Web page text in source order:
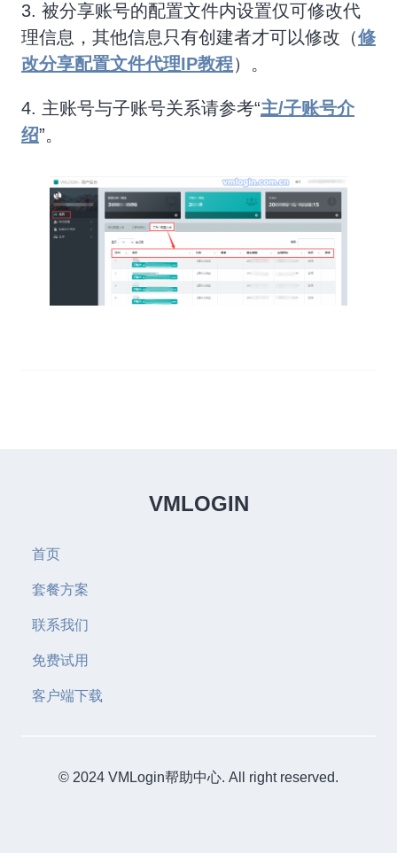
3. 被分享账号的配置文件内设置仅可修改代
理信息，其他信息只有创建者才可以修改（修
改分享配置文件代理IP教程）。
4. 主账号与子账号关系请参考“主/子账号介
绍”。
VMLOGIN
首页
套餐方案
联系我们
免费试用
客户端下载
© 2024 VMLogin帮助中心. All right reserved.